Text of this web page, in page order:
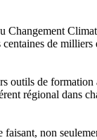
Changement
de milliers
outils de
régional dans
non